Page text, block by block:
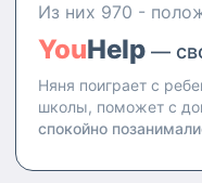
Из них 970 -
YouHelp —
Няня поиграет с
школы, поможет с
спокойно